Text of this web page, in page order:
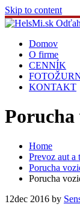
Skip to content
Domov
O firme
CENNÍK
KONTAKT
Home
Prevoz aut a
Porucha
Porucha
12dec 2016 by